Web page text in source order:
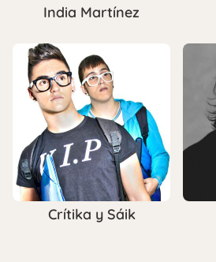
India Martínez
Crítika y Sáik